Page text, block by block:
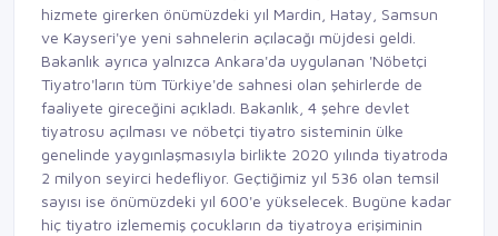
hizmete girerken önümüzdeki yıl Mardin, Hatay, Samsun
ve Kayseri'ye yeni sahnelerin açılacağı müjdesi geldi.
Bakanlık ayrıca yalnızca Ankara'da uygulanan 'Nöbetçi
Tiyatro'ların tüm Türkiye'de sahnesi olan şehirlerde de
faaliyete gireceğini açıkladı. Bakanlık, 4 şehre devlet
tiyatrosu açılması ve nöbetçi tiyatro sisteminin ülke
genelinde yaygınlaşmasıyla birlikte 2020 yılında tiyatroda
2 milyon seyirci hedefliyor. Geçtiğimiz yıl 536 olan temsil
sayısı ise önümüzdeki yıl 600'e yükselecek. Bugüne kadar
hiç tiyatro izlememiş çocukların da tiyatroya erişiminin